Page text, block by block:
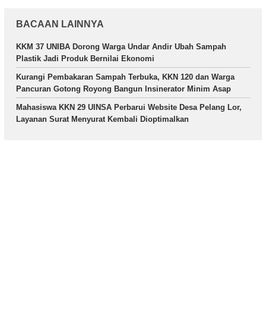
BACAAN LAINNYA
KKM 37 UNIBA Dorong Warga Undar Andir Ubah Sampah
Plastik Jadi Produk Bernilai Ekonomi
Kurangi Pembakaran Sampah Terbuka, KKN 120 dan Warga
Pancuran Gotong Royong Bangun Insinerator Minim Asap
Mahasiswa KKN 29 UINSA Perbarui Website Desa Pelang Lor,
Layanan Surat Menyurat Kembali Dioptimalkan